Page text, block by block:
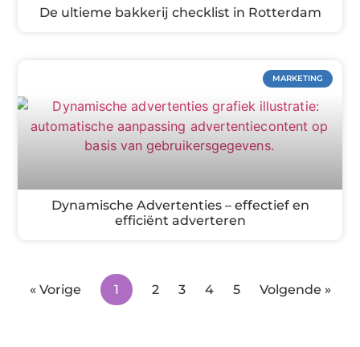
De ultieme bakkerij checklist in Rotterdam
MARKETING
Dynamische Advertenties – effectief en
efficiënt adverteren
« Vorige 1 2 3 4 5 Volgende »